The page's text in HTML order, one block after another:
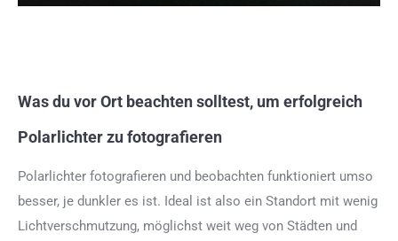
Was du vor Ort beachten solltest, um erfolgreich
Polarlichter zu fotografieren
Polarlichter fotografieren und beobachten funktioniert umso
besser, je dunkler es ist. Ideal ist also ein Standort mit wenig
Lichtverschmutzung, möglichst weit weg von Städten und